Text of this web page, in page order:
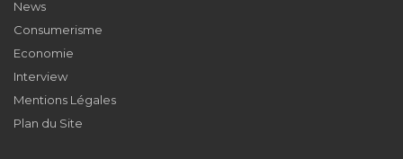
News
Consumerisme
Economie
Interview
Mentions Légales
Plan du Site